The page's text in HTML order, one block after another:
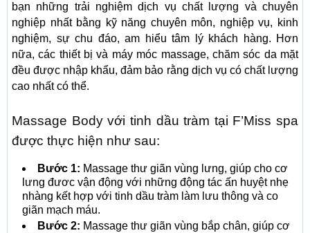
bạn những trải nghiệm dịch vụ chất lượng và chuyên
nghiệp nhất bằng kỹ năng chuyên môn, nghiệp vụ, kinh
nghiệm, sự chu đáo, am hiểu tâm lý khách hàng. Hơn
nữa, các thiết bị và máy móc massage, chăm sóc da mặt
đều được nhập khẩu, đảm bảo rằng dịch vụ có chất lượng
cao nhất có thể.
Massage Body với tinh dầu tràm tại F’Miss spa
được thực hiện như sau:
Bước 1: Massage thư giãn vùng lưng, giúp cho cơ
lưng đươc vận động với những động tác ấn huyệt nhẹ
nhàng kết hợp với tinh dầu tràm làm lưu thông và co
giãn mạch máu.
Bước 2: Massage thư giãn vùng bắp chân, giúp cơ